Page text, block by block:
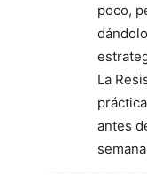
poco,
La
antes